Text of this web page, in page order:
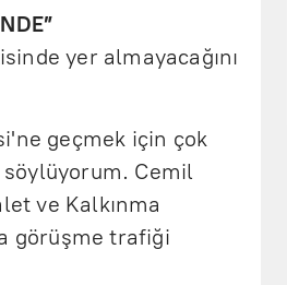
yer almayacağını
geçmek için çok
Cemil
ve Kalkınma
görüşme trafiği